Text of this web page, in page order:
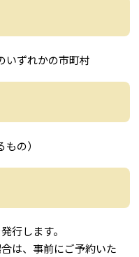
いずれかの市町村
の）
行します。
は、事前にご予約いた